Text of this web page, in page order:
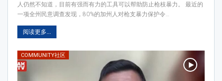
人仍然不知道，目前有强而有力的工具可以帮助防止枪枝暴力。 最近的
一项全州民意调查发现，80%的加州人对枪支暴力保护令…
阅读更多...
COMMUNITY社区